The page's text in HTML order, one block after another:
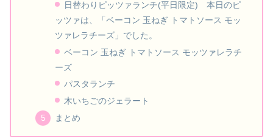
日替わりピッツァランチ(平日限定) 本日のピ
ッツァは、「ベーコン 玉ねぎ トマトソース モッ
ツァレラチーズ」でした。
ベーコン 玉ねぎ トマトソース モッツァレラチ
ーズ
パスタランチ
木いちごのジェラート
まとめ